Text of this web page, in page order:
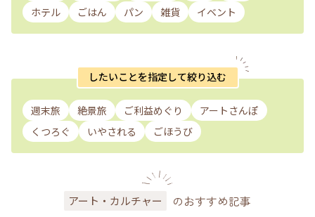
ホテル ごはん パン 雑貨 イベント
したいことを指定して絞り込む
週末旅 絶景旅 ご利益めぐり
アートさんぽ
くつろぐ
いやされる ごほうび
アート・カルチャー のおすすめ記事